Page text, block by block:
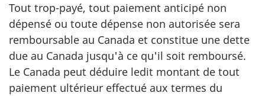
Tout trop-payé, tout paiement anticipé non
dépensé ou toute dépense non autorisée sera
remboursable au Canada et constitue une dette
due au Canada jusqu'à ce qu'il soit remboursé.
Le Canada peut déduire ledit montant de tout
paiement ultérieur effectué aux termes du